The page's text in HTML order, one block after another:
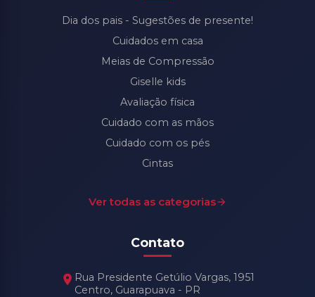
Dia dos pais - Sugestões de presente!
Cuidados em casa
Meias de Compressão
Giselle kids
Avaliação física
Cuidado com as mãos
Cuidado com os pés
Cintas
Ver todas as categorias
Contato
Rua Presidente Getúlio Vargas, 1951
Centro, Guarapuava - PR